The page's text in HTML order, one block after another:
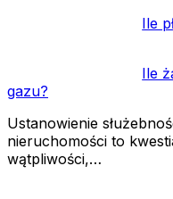
Ile
Ile
gazu?
Ustanowienie
nieruchomości to
wątpliwości,…